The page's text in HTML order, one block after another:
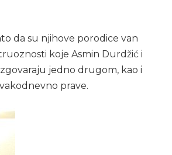
da su njihove porodice van
koje Asmin Durdžić i
jedno drugom, kao i
prave.